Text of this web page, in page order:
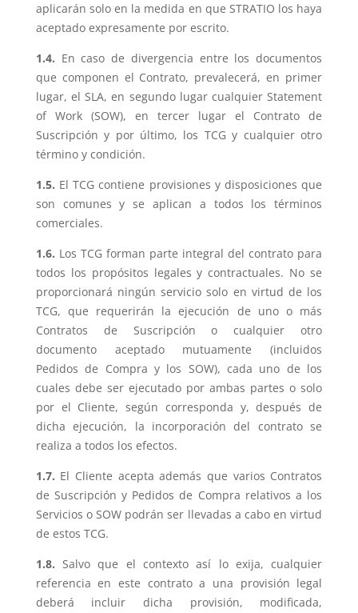
aplicarán solo en la medida en que STRATIO los haya
aceptado expresamente por escrito.
1.4. En caso de divergencia entre los documentos
que componen el Contrato, prevalecerá, en primer
lugar, el SLA, en segundo lugar cualquier Statement
of Work (SOW), en tercer lugar el Contrato de
Suscripción y por último, los TCG y cualquier otro
término y condición.
1.5. El TCG contiene provisiones y disposiciones que
son comunes y se aplican a todos los términos
comerciales.
1.6. Los TCG forman parte integral del contrato para
todos los propósitos legales y contractuales. No se
proporcionará ningún servicio solo en virtud de los
TCG, que requerirán la ejecución de uno o más
Contratos de Suscripción o cualquier otro
documento aceptado mutuamente (incluidos
Pedidos de Compra y los SOW), cada uno de los
cuales debe ser ejecutado por ambas partes o solo
por el Cliente, según corresponda y, después de
dicha ejecución, la incorporación del contrato se
realiza a todos los efectos.
1.7. El Cliente acepta además que varios Contratos
de Suscripción y Pedidos de Compra relativos a los
Servicios o SOW podrán ser llevadas a cabo en virtud
de estos TCG.
1.8.Salvo que el contexto así lo exija, cualquier
referencia en este contrato a una provisión legal
deberá incluir dicha provisión, modificada,